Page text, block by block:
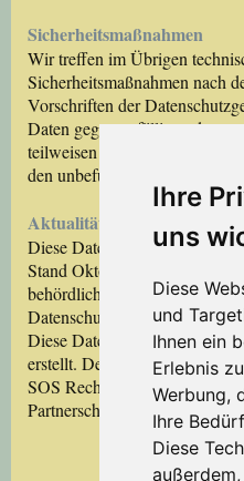
Ihre
uns
Diese
und
Ihnen ein
Erlebnis
Werbung,
Ihre
Diese
Sicherheitsmaßnahmen
Wir treffen im Übrigen
Sicherheitsmaßnahmen nach
Vorschriften der
Daten gegen zufällige oder
teilweisen oder vollständigen
den unbefugten Zugriff Dritter
Aktualität und Änderung
Diese Datenschutzerklärung
Stand Oktober 2021. Aufgrund
behördlicher Vorgaben kann
Datenschutzerklärung
Diese Datenschutzerklärung
erstellt. Den Datenschutz-
SOS Recht ist ein Angebot
Partnerschaft mit Sitz in Berlin.